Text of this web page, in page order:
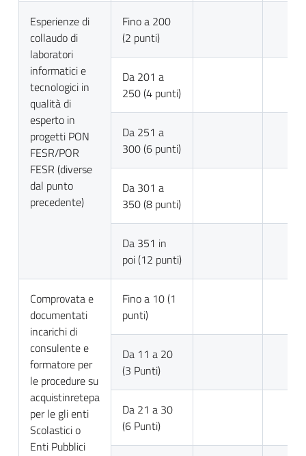
Esperienze di
collaudo di
laboratori
informatici e
tecnologici in
qualità di
esperto in
progetti PON
FESR/POR
FESR (diverse
dal punto
precedente)
Fino a 200
(2 punti)
Da 201 a
250 (4 punti)
Da 251 a
300 (6 punti)
Da 301 a
350 (8 punti)
Da 351 in
poi (12 punti)
Comprovata e
documentati
incarichi di
consulente e
formatore per
le procedure su
acquistinretepa
per le gli enti
Scolastici o
Enti Pubblici
Fino a 10 (1
punti)
Da 11 a 20
(3 Punti)
Da 21 a 30
(6 Punti)